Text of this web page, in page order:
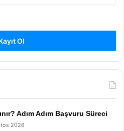
Ol
Adım Adım Başvuru Süreci
2026